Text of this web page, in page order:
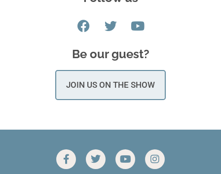
Be our guest?
JOIN US ON THE SHOW